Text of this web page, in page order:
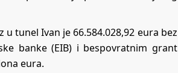
tunel Ivan je 66.584.028,92 eura bez
banke (EIB) i bespovratnim grant
eura.